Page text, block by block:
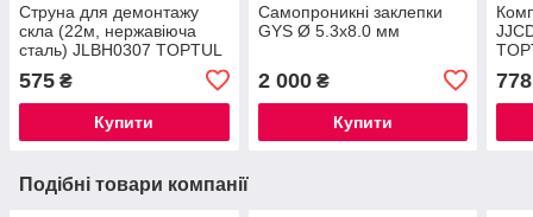
Струна для демонтажу
скла (22м, нержавіюча
сталь) JLBH0307 TOPTUL
575 ₴
Купити
Самопроникні заклепки
GYS Ø 5.3x8.0 мм
2 000₴
Купити
778
Подібні товари компанії